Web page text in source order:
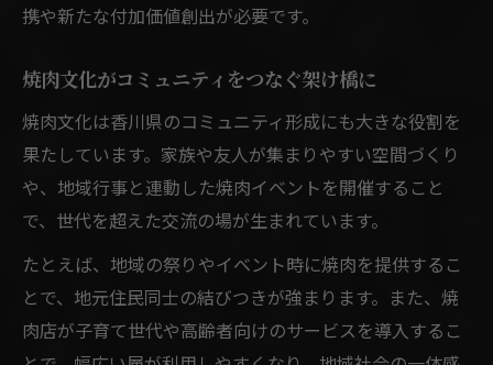
携や新たな付加価値創出が必要です。
焼肉文化がコミュニティをつなぐ架け橋に
焼肉文化は香川県のコミュニティ形成にも大きな役割を
果たしています。家族や友人が集まりやすい空間づくり
や、地域行事と連動した焼肉イベントを開催すること
で、世代を超えた交流の場が生まれています。
たとえば、地域の祭りやイベント時に焼肉を提供するこ
とで、地元住民同士の結びつきが強まります。また、焼
肉店が子育て世代や高齢者向けのサービスを導入するこ